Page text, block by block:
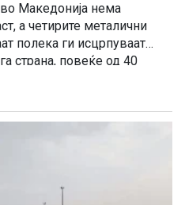
Македонија нема
а четирите металични
полека ги исцрпуваат
страна, повеќе од 40
ниту една голема
има за проектот за рудник